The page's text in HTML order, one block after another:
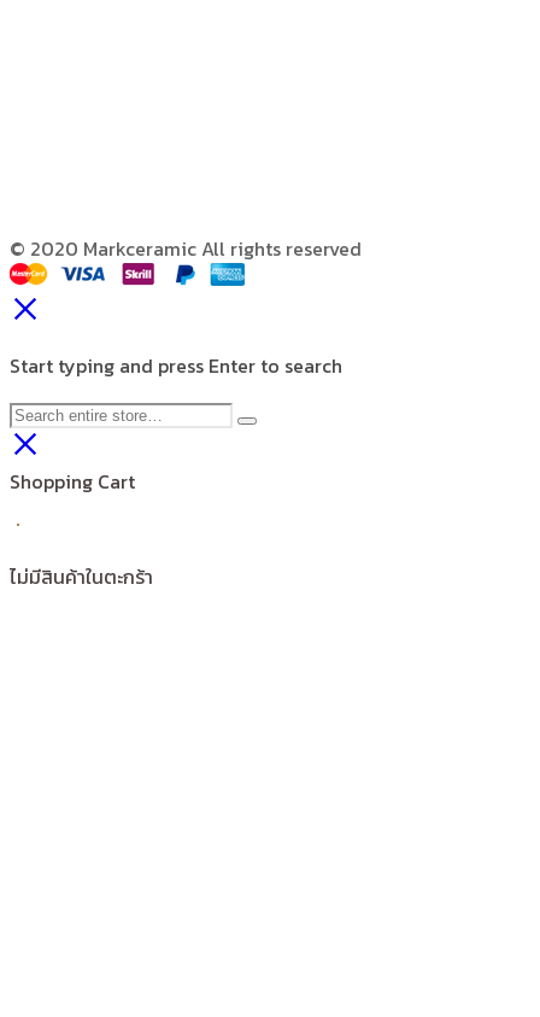
© 2020 Markceramic All rights reserved
Start typing and press Enter to search
Shopping Cart
ไม่มีสินค้าในตะกร้า